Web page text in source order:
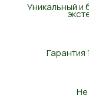
Уникальный и
Гарантия
Не